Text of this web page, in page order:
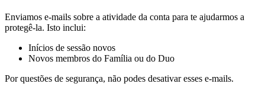
Enviamos e-mails sobre a atividade da conta para te ajudarmos a
protegê-la. Isto inclui:
Inícios de sessão novos
Novos membros do Família ou do Duo
Por questões de segurança, não podes desativar esses e-mails.